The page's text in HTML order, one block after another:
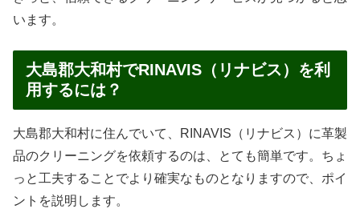
います。
大島郡大和村でRINAVIS（リナビス）を利
用するには？
大島郡大和村に住んでいて、RINAVIS（リナビス）に革製
品のクリーニングを依頼するのは、とても簡単です。ちょ
っと工夫することでより確実なものとなりますので、ポイ
ントを説明します。